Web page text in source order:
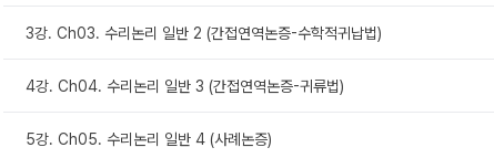
3강. Ch03. 수리논리 일반 2 (간접연역논증-수학적귀납법)
4강. Ch04. 수리논리 일반 3 (간접연역논증-귀류법)
5강. Ch05. 수리논리 일반 4 (사례논증)